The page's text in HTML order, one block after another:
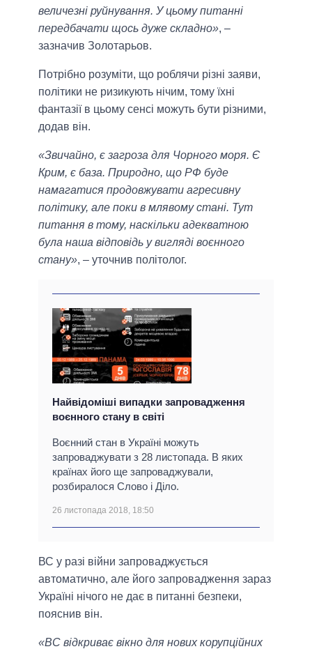
величезні руйнування. У цьому питанні
передбачати щось дуже складно», –
зазначив Золотарьов.
Потрібно розуміти, що роблячи різні заяви,
політики не ризикують нічим, тому їхні
фантазії в цьому сенсі можуть бути різними,
додав він.
«Звичайно, є загроза для Чорного моря. Є
Крим, є база. Природно, що РФ буде
намагатися продовжувати агресивну
політику, але поки в млявому стані. Тут
питання в тому, наскільки адекватною
була наша відповідь у вигляді воєнного
стану», – уточнив політолог.
Найвідоміші випадки запровадження
воєнного стану в світі
Воєнний стан в Україні можуть
запроваджувати з 28 листопада. В яких
країнах його ще запроваджували,
розбиралося Слово і Діло.
26 листопада 2018, 18:50
ВС у разі війни запроваджується
автоматично, але його запровадження зараз
Україні нічого не дає в питанні безпеки,
пояснив він.
«ВС відкриває вікно для нових корупційних